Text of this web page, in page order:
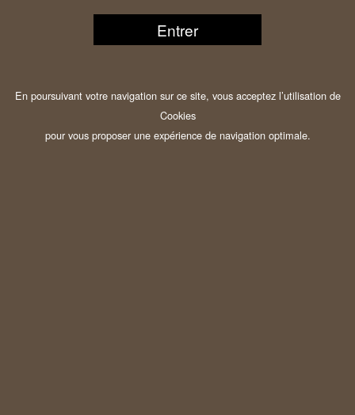
Entrer
En poursuivant votre navigation sur ce site, vous acceptez l’utilisation de
Cookies
pour vous proposer une expérience de navigation optimale.